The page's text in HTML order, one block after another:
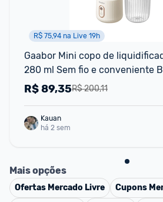
R$ 75,94 na Live 19h
Gaabor Mini copo de
280 ml Sem fio e conveniente
grande capacidade de FP03T -1
R$ 200,11
R$89,35
Kauan
há 2 sem
Mais opções
Ofertas Mercado Livre Cupons